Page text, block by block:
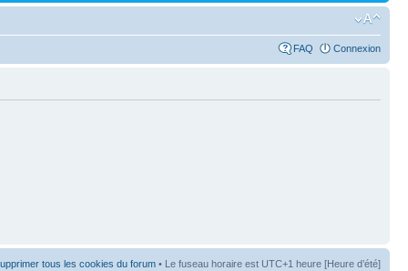
FAQ Connexion
tous les cookies du forum • Le fuseau horaire est UTC+1 heure [Heure d’été]